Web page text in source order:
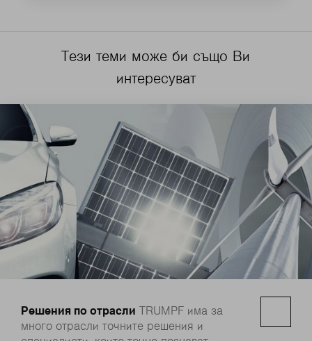
Тези теми може би също Ви
интересуват
Решения по отрасли TRUMPF има за
много отрасли точните решения и